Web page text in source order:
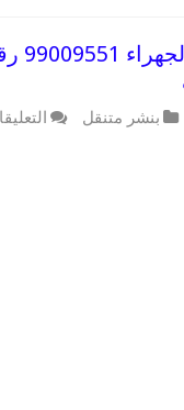
بنشر متنقل